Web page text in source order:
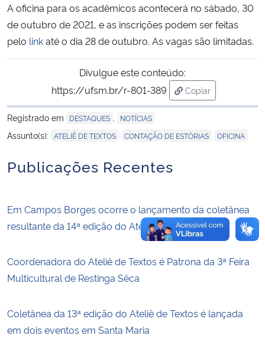
Ministério da Mulher, da Família e dos Direitos Humanos
Secretaria-Geral
Gabinete de Segurança Institucional
Advocacia-Geral da União
Banco Central do Brasil
Planalto
A oficina para os acadêmicos acontecerá no sábado, 30
de outubro de 2021, e as inscrições podem ser feitas
pelo linkaté o dia 28 de outubro. As vagas são limitadas.
Divulgue este conteúdo:
https://ufsm.br/r-801-389
Copiar
para área de
Registrado em
DESTAQUES NOTÍCIAS
Assunto(s): ATELIÊ DE TEXTOS CONTAÇÃO DE ESTÓRIAS OFICINA
Publicações Recentes
Em Campos Borges ocorre o lançamento da coletânea
resultante da 14ª edição do Ateliê de Textos
Coordenadora do Ateliê de Textos é Patrona da 3ª Feira
Multicultural de Restinga Sêca
Coletânea da 13ª edição do Ateliê de Textos é lançada
em dois eventos em Santa Maria